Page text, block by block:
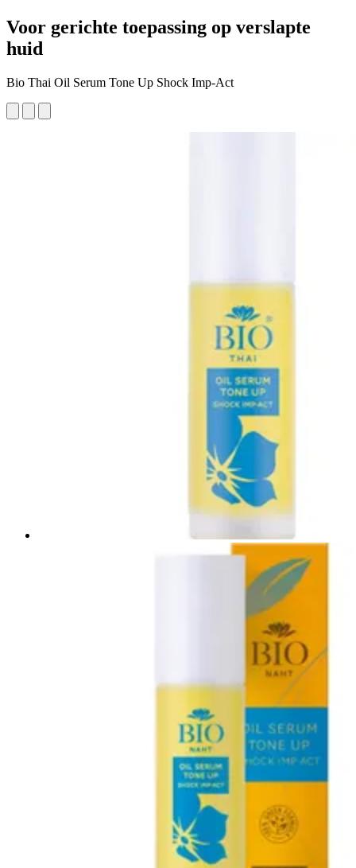
Voor gerichte toepassing op verslapte
huid
Bio Thai Oil Serum Tone Up Shock Imp-Act